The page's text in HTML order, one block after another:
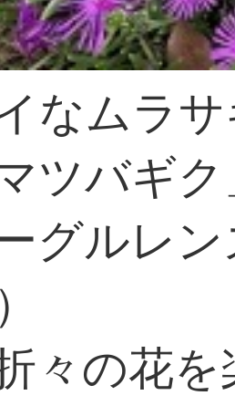
なムラ
ツバギ
ーグルレ
々の花